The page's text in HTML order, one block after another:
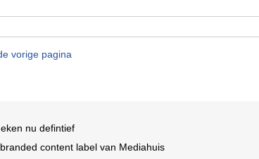
vorige pagina
nu defintief
content label van Mediahuis